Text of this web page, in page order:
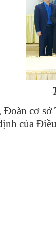
Đoàn cơ
của